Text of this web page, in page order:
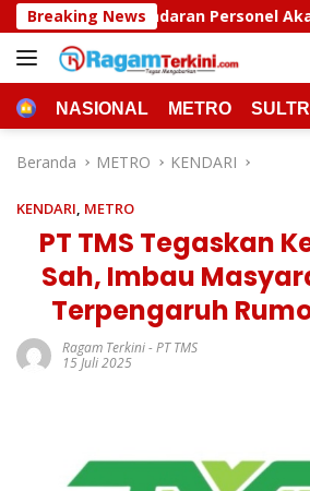
Langsung
ke
konten
Breaking News
Akan Pentingnya Hidup Sehat
HOMENASIONAL METRO
Beranda METRO KENDARI
KENDARI, METRO
PT TMS Tegaskan
Sah, Imbau
Terpengaruh
Ragam Terkini-PT TMS
15 Juli 2025